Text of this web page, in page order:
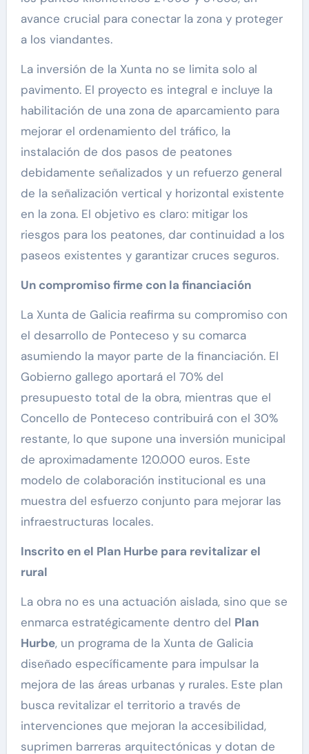
avance crucial para conectar la zona y proteger
a los viandantes.
La inversión de la Xunta no se limita solo al
pavimento. El proyecto es integral e incluye la
habilitación de una zona de aparcamiento para
mejorar el ordenamiento del tráfico, la
instalación de dos pasos de peatones
debidamente señalizados y un refuerzo general
de la señalización vertical y horizontal existente
en la zona. El objetivo es claro: mitigar los
riesgos para los peatones, dar continuidad a los
paseos existentes y garantizar cruces seguros.
Un compromiso firme con la financiación
La Xunta de Galicia reafirma su compromiso con
el desarrollo de Ponteceso y su comarca
asumiendo la mayor parte de la financiación. El
Gobierno gallego aportará el 70% del
presupuesto total de la obra, mientras que el
Concello de Ponteceso contribuirá con el 30%
restante, lo que supone una inversión municipal
de aproximadamente 120.000 euros. Este
modelo de colaboración institucional es una
muestra del esfuerzo conjunto para mejorar las
infraestructuras locales.
Inscrito en el Plan Hurbe para revitalizar el
rural
La obra no es una actuación aislada, sino que se
enmarca estratégicamente dentro del Plan
Hurbe, un programa de la Xunta de Galicia
diseñado específicamente para impulsar la
mejora de las áreas urbanas y rurales. Este plan
busca revitalizar el territorio a través de
intervenciones que mejoran la accesibilidad,
suprimen barreras arquitectónicas y dotan de